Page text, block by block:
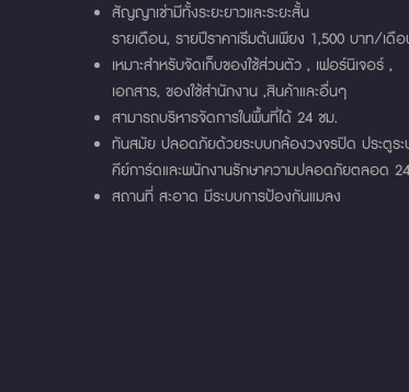
สัญญาเช่ามีทั้งระยะยาวและระยะสั้น
รายเดือน, รายปีราคาเร่ิมต้นเพียง 1,500 บาท/เดื
เหมาะสําหรับจัดเก็บของใช้ส่วนตัว , เฟอร์นิเจอร์ ,
เอกสาร, ของใช้สํานักงาน ,สินค้าและอื่นๆ
สามารถบริหารจัดการในพื้นที่ได้ 24 ชม.
ทันสมัย ปลอดภัยด้วยระบบกล้องวงจรปิด ประตูร
คีย์การ์ดและพนักงานรักษาความปลอดภัยตลอด 24
สถานที่ สะอาด มีระบบการป้องกันแมลง